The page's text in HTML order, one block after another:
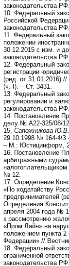
законодательства
10. Федеральный
Российской
законодательства
11. Федеральный
положении
30.12.2015 с изм. и
законодательства
12. Федеральный
регистрации
(ред. от 31.01.2016)
(ч. I). – Ст. 3431.
13. Федеральный
регулировании и
законодательства
14. Постановление
делу № А22-325/08/
15. Сапожникова Ю.В.
29.10.1998 № 164-ФЗ
– М.: Юстицинформ,
16. Постановление
арбитражными
№ 12.
17. Определение
«По ходатайству
предпринимателей
Определения
апреля 2004 года №
к рассмотрению
«Пром Лайн» на
положением пункта 2
Федерации» //
18. Федеральный
ограниченной
законодательства